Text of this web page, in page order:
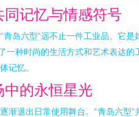
记忆与情感符号
岛六型”远不止一件工业品。它
一种时尚的生活方式和艺术表达
记忆。
的永恒星光
渐退出日常使用舞台。“青岛六